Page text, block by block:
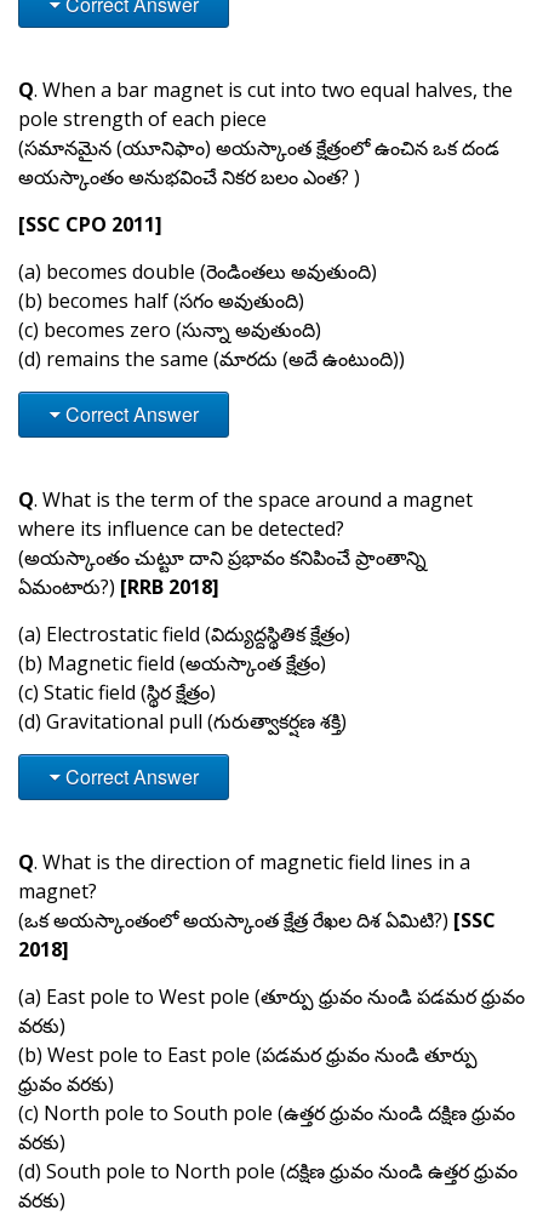
Q. When a bar magnet is cut into two equal halves, the
pole strength of each piece
(సమానమైన (యూనిఫాం) అయస్కాంత క్షేత్రంలో ఉంచిన ఒక దండ
అయస్కాంతం అనుభవించే నికర బలం ఎంత? )
[SSC CPO 2011]
(a) becomes double (రెండింతలు అవుతుంది)
(b) becomes half (సగం అవుతుంది)
(c) becomes zero (సున్నా అవుతుంది)
(d) remains the same (మారదు (అదే ఉంటుంది))
Correct Answer
Q. What is the term of the space around a magnet
where its influence can be detected?
(అయస్కాంతం చుట్టూ దాని ప్రభావం కనిపించే ప్రాంతాన్ని
ఏమంటారు?) [RRB 2018]
(a) Electrostatic field (విద్యుద్దస్థితిక క్షేత్రం)
(b) Magnetic field (అయస్కాంత క్షేత్రం)
(c) Static field (స్థిర క్షేత్రం)
(d) Gravitational pull (గురుత్వాకర్షణ శక్తి)
Correct Answer
Q. What is the direction of magnetic field lines in a
magnet?
(ఒక అయస్కాంతంలో అయస్కాంత క్షేత్ర రేఖల దిశ ఏమిటి?) [SSC
2018]
(a) East pole to West pole (తూర్పు ధ్రువం నుండి పడమర ధ్రువం
వరకు)
(b) West pole to East pole (పడమర ధ్రువం నుండి తూర్పు
ధ్రువం వరకు)
(c) North pole to South pole (ఉత్తర ధ్రువం నుండి దక్షిణ ధ్రువం
వరకు)
(d) South pole to North pole (దక్షిణ ధ్రువం నుండి ఉత్తర ధ్రువం
వరకు)